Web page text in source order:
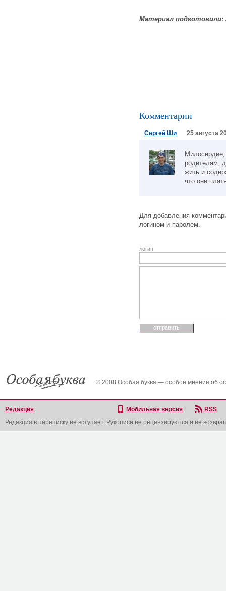
Материал подготовили:
Комментарии
Сергей Ши 25 августа
родителям,
жить и
что они
Для добавления
логином и паролем.
логин
© 2008 Особая буква — особое мнение об
Редакция Мобильная версия
RSS
Редакция в переписку не вступает. Рукописи не рецензируются и не